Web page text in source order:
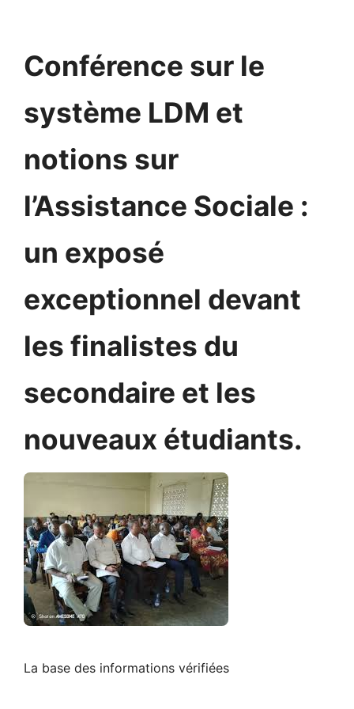
Conférence sur le
système LDM et
notions sur
l’Assistance Sociale :
un exposé
exceptionnel devant
les finalistes du
secondaire et les
nouveaux étudiants.
La base des informations vérifiées